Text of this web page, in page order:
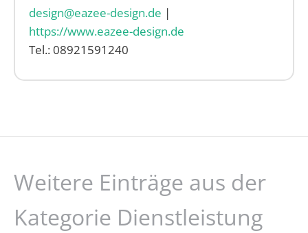
design@eazee-design.de |
https://www.eazee-design.de
Tel.: 08921591240
Weitere Einträge aus der
Kategorie Dienstleistung